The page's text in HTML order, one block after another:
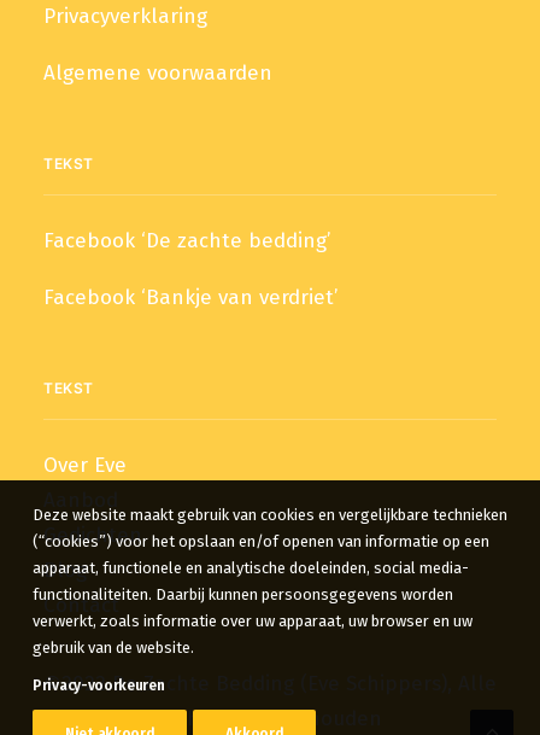
Privacyverklaring
Algemene voorwaarden
TEKST
Facebook ‘De zachte bedding’
Facebook ‘Bankje van verdriet’
TEKST
Over Eve
Gedichten
Blog
Contact
©2022 De Zachte Bedding (Eve Schippers), Alle
rechten voorbehouden
Deze website maakt gebruik van cookies en vergelijkbare technieken
(“cookies”) voor het opslaan en/of openen van informatie op een
apparaat, functionele en analytische doeleinden, social media-
functionaliteiten. Daarbij kunnen persoonsgegevens worden
verwerkt, zoals informatie over uw apparaat, uw browser en uw
gebruik van de website.
Privacy-voorkeuren